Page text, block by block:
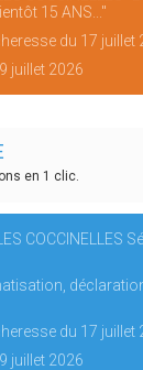
15 ANS..."
du 17 juillet
juillet 2026
en 1 clic.
COCCINELLES
du 17 juillet
juillet 2026